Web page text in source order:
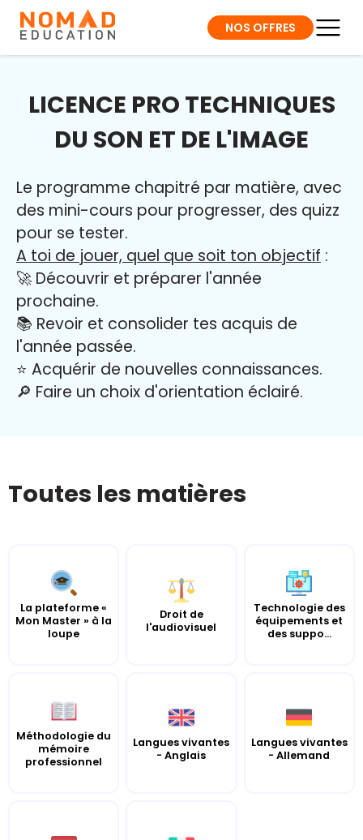
NOS OFFRES
LICENCE PRO TECHNIQUES
DU SON ET DE L'IMAGE
Le programme chapitré par matière, avec
des mini-cours pour progresser, des quizz
pour se tester.
A toi de jouer, quel que soit ton objectif :
🚀 Découvrir et préparer l'année
prochaine.
📚 Revoir et consolider tes acquis de
l'année passée.
⭐️ Acquérir de nouvelles connaissances.
🔎 Faire un choix d'orientation éclairé.
Toutes les matières
La plateforme «
Mon Master » à la
loupe
Droit de
l'audiovisuel
Technologie des
équipements et
des suppo...
Méthodologie du
mémoire
professionnel
Langues vivantes
- Anglais
Langues vivantes
- Allemand